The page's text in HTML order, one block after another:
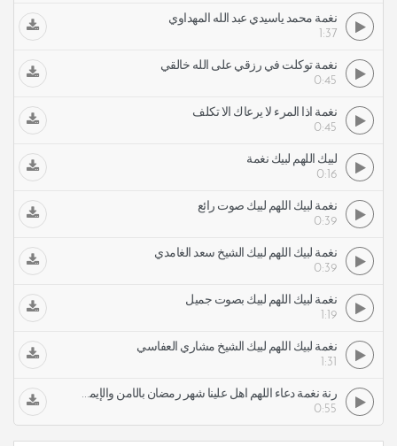
نغمة محمد ياسيدي عبد الله المهداوي
1:37
نغمة توكلت في رزقي على الله خالقي
0:45
نغمة اذا المرء لا يرعاك الا تكلف
0:45
لبيك اللهم لبيك نغمة
0:16
نغمة لبيك اللهم لبيك صوت رائع
0:39
نغمة لبيك اللهم لبيك الشيخ سعد الغامدي
0:39
نغمة لبيك اللهم لبيك بصوت جميل
1:19
نغمة لبيك اللهم لبيك الشيخ مشاري العفاسي
1:31
رنة نغمة دعاء اللهم أهل علينا شهر رمضان بالأمن والإيمان عبد الرحمن السديس رنات نغمات
0:55